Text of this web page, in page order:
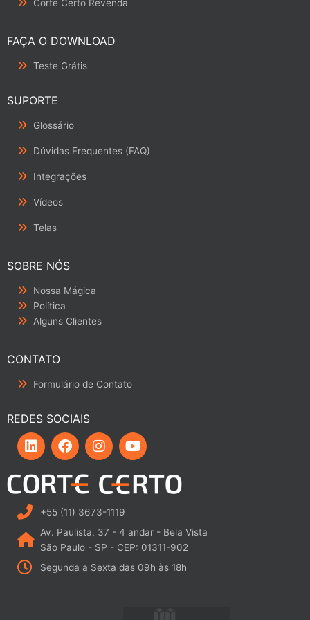
Corte Certo Revenda
FAÇA O DOWNLOAD
Teste Grátis
SUPORTE
Glossário
Dúvidas Frequentes (FAQ)
Integrações
Vídeos
Telas
SOBRE NÓS
Nossa Mágica
Política
Alguns Clientes
CONTATO
Formulário de Contato
REDES SOCIAIS
L
i
n
k
e
d
i
F
a
c
e
b
o
k
I
n
s
t
a
r
a
m
Y
o
u
t
u
+55 (11) 3673-1119
Av. Paulista, 37 - 4 andar - Bela Vista
São Paulo - SP - CEP: 01311-902
Segunda a Sexta das 09h às 18h